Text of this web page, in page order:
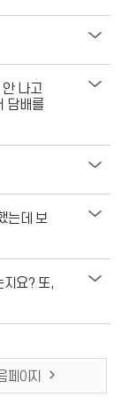
나고
담배를
는데 보
지요? 또,
페이지